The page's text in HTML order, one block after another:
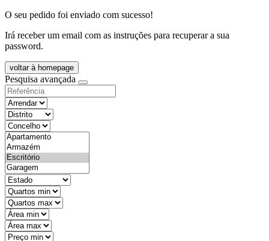
O seu pedido foi enviado com sucesso!
Irá receber um email com as instruções para recuperar a sua
password.
voltar à homepage
Pesquisa avançada
objective
districtId
countyId
types
state
mintypo
maxtypo
minarea
maxarea
minprice